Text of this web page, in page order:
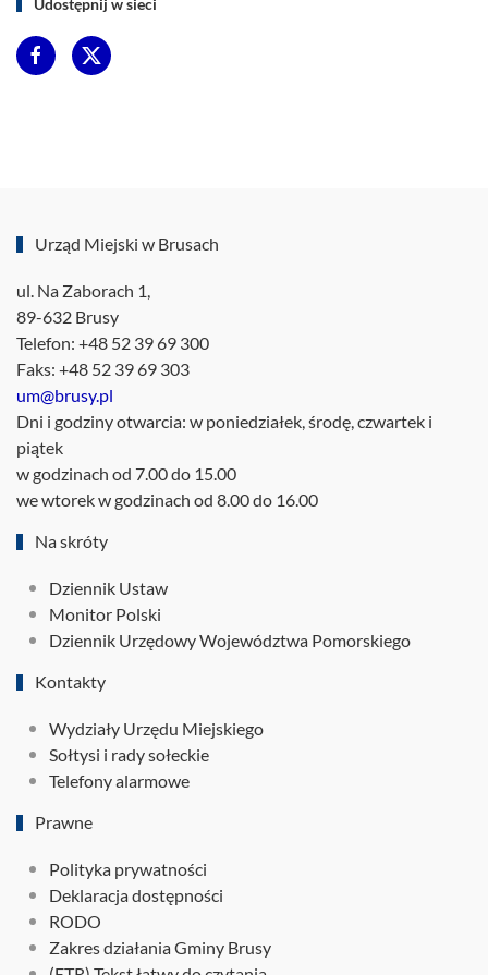
Udostępnij w sieci
Urząd Miejski w Brusach
ul. Na Zaborach 1,
89-632 Brusy
Telefon: +48 52 39 69 300
Faks: +48 52 39 69 303
um@brusy.pl
Dni i godziny otwarcia: w poniedziałek, środę, czwartek i
piątek
w godzinach od 7.00 do 15.00
we wtorek w godzinach od 8.00 do 16.00
Na skróty
Dziennik Ustaw
Monitor Polski
Dziennik Urzędowy Województwa Pomorskiego
Kontakty
Wydziały Urzędu Miejskiego
Sołtysi i rady sołeckie
Telefony alarmowe
Prawne
Polityka prywatności
Deklaracja dostępności
RODO
Zakres działania Gminy Brusy